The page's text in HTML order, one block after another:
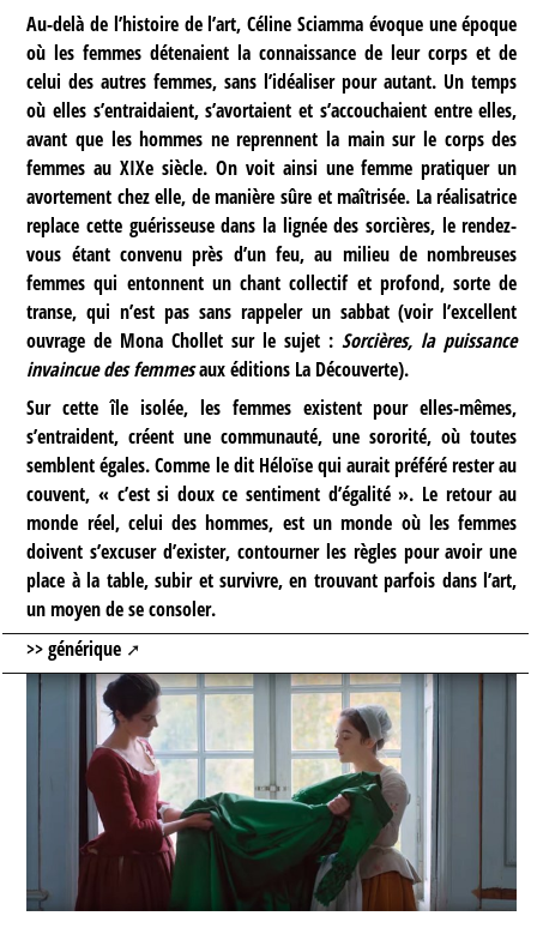
Au-delà de l’histoire de l’art, Céline Sciamma évoque une époque
où les femmes détenaient la connaissance de leur corps et de
celui des autres femmes, sans l’idéaliser pour autant. Un temps
où elles s’entraidaient, s’avortaient et s’accouchaient entre elles,
avant que les hommes ne reprennent la main sur le corps des
femmes au XIXe siècle. On voit ainsi une femme pratiquer un
avortement chez elle, de manière sûre et maîtrisée. La réalisatrice
replace cette guérisseuse dans la lignée des sorcières, le rendez-
vous étant convenu près d’un feu, au milieu de nombreuses
femmes qui entonnent un chant collectif et profond, sorte de
transe, qui n’est pas sans rappeler un sabbat (voir l’excellent
ouvrage de Mona Chollet sur le sujet :Sorcières, la puissance
invaincue des femmesaux éditions La Découverte).
Sur cette île isolée, les femmes existent pour elles-mêmes,
s’entraident, créent une communauté, une sororité, où toutes
semblent égales. Comme le dit Héloïse qui aurait préféré rester au
couvent, « c’est si doux ce sentiment d’égalité ». Le retour au
monde réel, celui des hommes, est un monde où les femmes
doivent s’excuser d’exister, contourner les règles pour avoir une
place à la table, subir et survivre, en trouvant parfois dans l’art,
un moyen de se consoler.
>> générique